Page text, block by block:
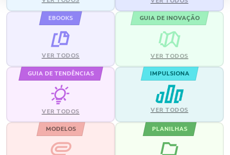
EBOOKS
VER TODOS
GUIA DE INOVAÇÃO
VER TODOS
GUIA DE TENDÊNCIAS
VER TODOS
IMPULSIONA
VER TODOS
MODELOS PLANILHAS